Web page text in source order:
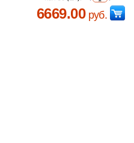
6669.00руб.